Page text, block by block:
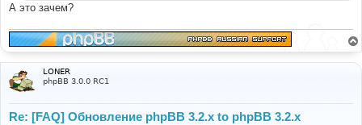
е
А это зачем?
LONER
phpBB 3.0.0 RC1
Re: [FAQ] Обновление phpBB 3.2.x to phpBB 3.2.x